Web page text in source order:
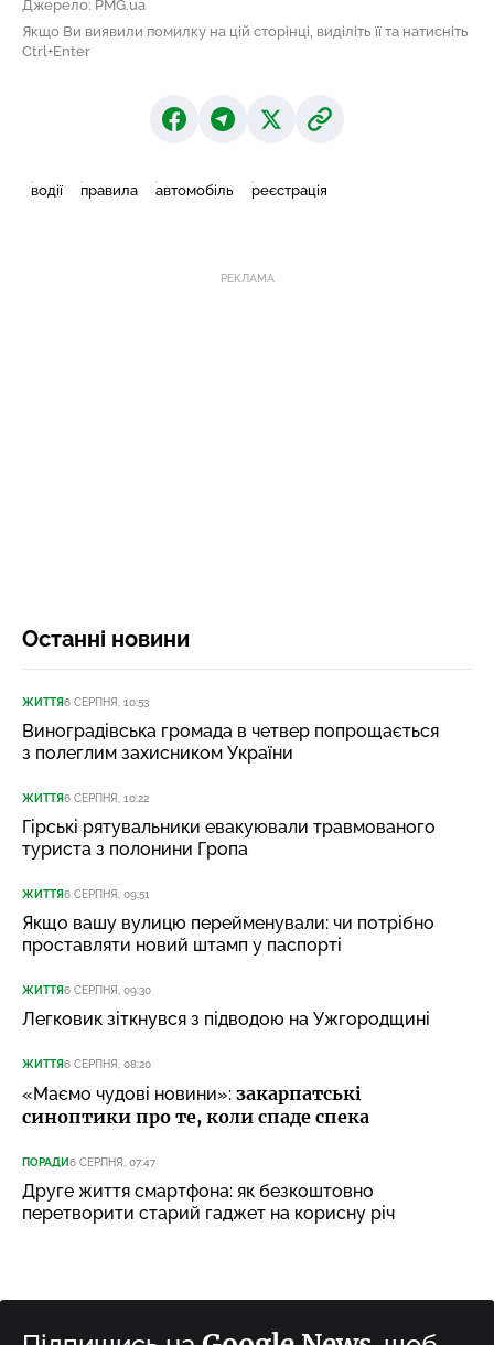
Джерело: PMG.ua
Якщо Ви виявили помилку на цій сторінці, виділіть її та натисніть
Ctrl+Enter
водії правила автомобіль реєстрація
РЕКЛАМА
Останні новини
ЖИТТЯ6 СЕРПНЯ, 10:53
Виноградівська громада в четвер попрощається
з полеглим захисником України
ЖИТТЯ6 СЕРПНЯ, 10:22
Гірські рятувальники евакуювали травмованого
туриста з полонини Гропа
ЖИТТЯ6 СЕРПНЯ, 09:51
Якщо вашу вулицю перейменували: чи потрібно
проставляти новий штамп у паспорті
ЖИТТЯ6 СЕРПНЯ, 09:30
Легковик зіткнувся з підводою на Ужгородщині
ЖИТТЯ6 СЕРПНЯ, 08:20
«Маємо чудові новини»: закарпатські
синоптики про те, коли спаде спека
ПОРАДИ6 СЕРПНЯ, 07:47
Друге життя смартфона: як безкоштовно
перетворити старий гаджет на корисну річ